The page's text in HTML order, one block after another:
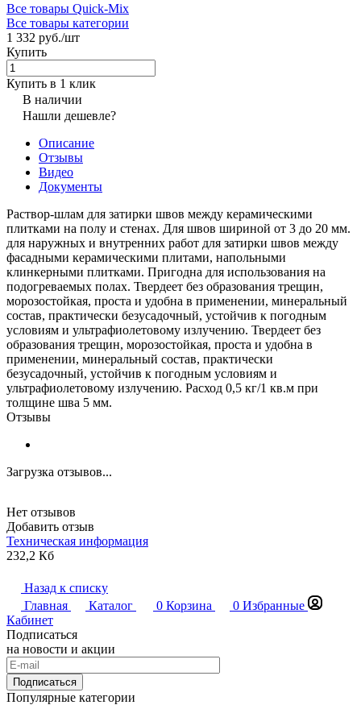
Все товары Quick-Mix
Все товары категории
1 332 руб./шт
Купить
Купить в 1 клик
В наличии
Нашли дешевле?
Описание
Отзывы
Видео
Документы
Раствор-шлам для затирки швов между керамическими
плитками на полу и стенах. Для швов шириной от 3 до 20 мм.
для наружных и внутренних работ для затирки швов между
фасадными керамическими плитами, напольными
клинкерными плитками. Пригодна для использования на
подогреваемых полах. Твердеет без образования трещин,
морозостойкая, проста и удобна в применении, минеральный
состав, практически безусадочный, устойчив к погодным
условиям и ультрафиолетовому излучению. Твердеет без
образования трещин, морозостойкая, проста и удобна в
применении, минеральный состав, практически
безусадочный, устойчив к погодным условиям и
ультрафиолетовому излучению. Расход 0,5 кг/1 кв.м при
толщине шва 5 мм.
Отзывы
Загрузка отзывов...
Нет отзывов
Добавить отзыв
Техническая информация
232,2 Кб
Назад к списку
Главная
Каталог 0 Корзина 0 Избранные
Кабинет
Подписаться
на новости и акции
Подписаться
Популярные категории